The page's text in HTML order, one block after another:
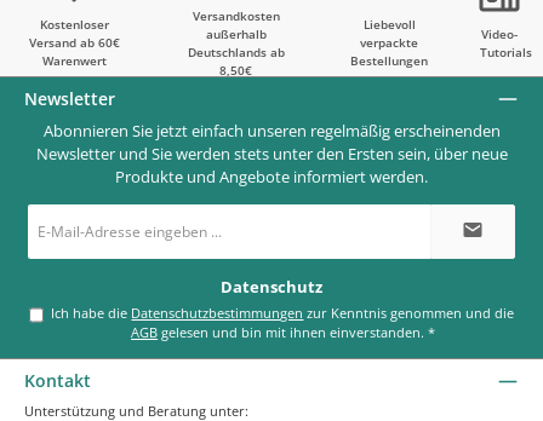
Kostenloser
Versand ab 60€
Warenwert
Versandkosten
außerhalb
Deutschlands ab
8,50€
Liebevoll
verpackte
Bestellungen
Video-
Tutorials
Newsletter
Abonnieren Sie jetzt einfach unseren regelmäßig erscheinenden
Newsletter und Sie werden stets unter den Ersten sein, über neue
Produkte und Angebote informiert werden.
E-
Mail-
*
Datenschutz
Ich habe die Datenschutzbestimmungen
AGB gelesen und bin mit ihnen einverstanden.*
Kontakt
Unterstützung und Beratung unter: